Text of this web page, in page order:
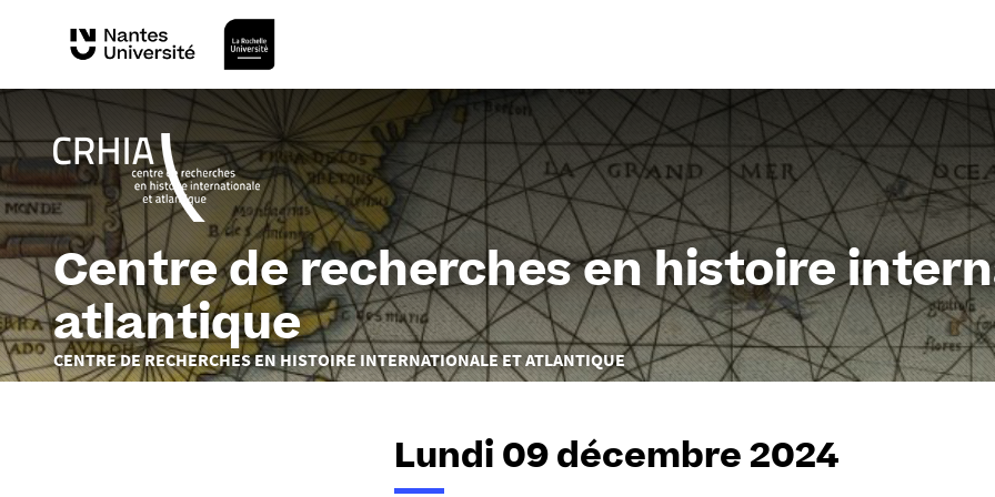
Centre de recherches en histoire
atlantique
Vous
êtes
CENTRE DE RECHERCHES EN HISTOIRE INTERNATIONALE ET ATLANTIQUE
Lundi 09 décembre 2024